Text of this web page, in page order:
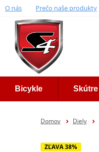
O nás Prečo naše produkty
Bicykle Skútre
Domov Diely
ZĽAVA 38%